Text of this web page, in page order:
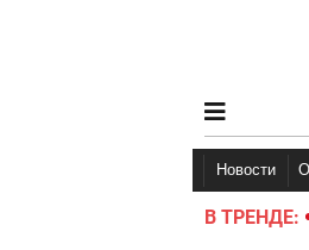
Новости
В ТРЕНДЕ:
Война в Украине 2022